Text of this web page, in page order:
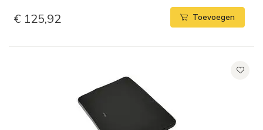
€ 125,92 Toevoegen